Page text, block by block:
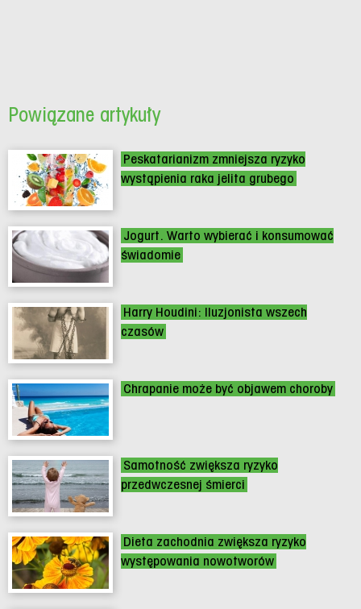
Powiązane artykuły
Peskatarianizm zmniejsza ryzyko
wystąpienia raka jelita grubego
Jogurt. Warto wybierać i konsumować
świadomie
Harry Houdini: Iluzjonista wszech
czasów
Chrapanie może być objawem choroby
Samotność zwiększa ryzyko
przedwczesnej śmierci
Dieta zachodnia zwiększa ryzyko
występowania nowotworów